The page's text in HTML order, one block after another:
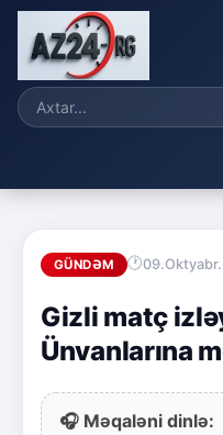
GÜNDƏM
Gizli matç
Ünvanlarına
🎧 Məqaləni dinlə: